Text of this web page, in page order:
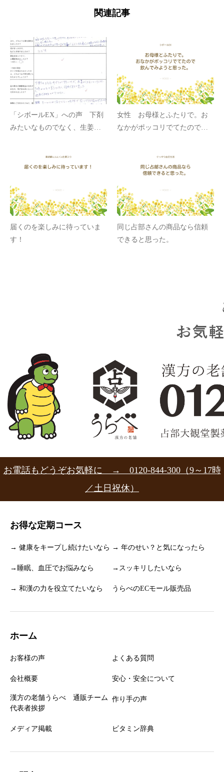
関連記事
「シボールEX」への声 下剤
みたいなものでなく、生姜が
女性 お母様とふたりで。お
なかがポッコリでてたので飲
届くのを楽しみに待っていま
す！
同じ占部さんの商品なら信頼
できると思った。
お電話もどうぞお気軽に → 0120-844-300（9～17時
／土日祝休）
お得な定期コース
→ 健康をキープし続けたいなら → 年のせい？と気になったら
→睡眠、血圧でお悩みなら →スッキリしたいなら
→ 和漢の力を役立てたいなら うらべのECモール販売品
ホーム
お客様の声 よくある質問
会社概要 安心・安全について
漢方の老舗うらべ 通販チーム
代表者挨拶
作り手の声
メディア掲載 ビタミン辞典